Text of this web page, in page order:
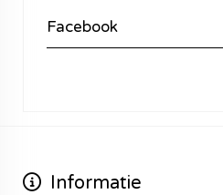
Facebook
Informatie